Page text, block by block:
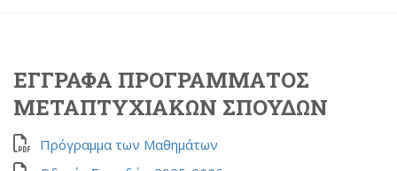
ΕΓΓΡΑΦΑ ΠΡΟΓΡΑΜΜΑΤΟΣ
ΜΕΤΑΠΤΥΧΙΑΚΩΝ ΣΠΟΥΔΩΝ
Πρόγραμμα των Μαθημάτων